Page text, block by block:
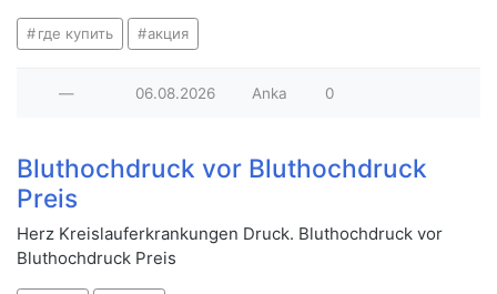
где купить акция
— 06.08.2026 Anka 0
Bluthochdruck vor Bluthochdruck
Preis
Herz Kreislauferkrankungen Druck. Bluthochdruck vor
Bluthochdruck Preis